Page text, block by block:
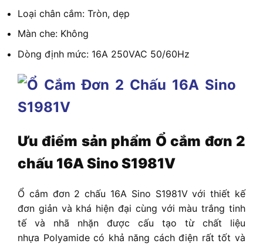
Loại chân cắm: Tròn, dẹp
Màn che: Không
Dòng định mức: 16A 250VAC 50/60Hz
Ưu điểm sản phẩm Ổ cắm đơn 2
chấu 16A Sino S1981V
Ổ cắm đơn 2 chấu 16A Sino S1981Vvới thiết kế
đơn giản và khá hiện đại cùng với màu trắng tinh
tế và nhã nhặn được cấu tạo từ chất liệu
nhựa Polyamide có khả năng cách điện rất tốt và